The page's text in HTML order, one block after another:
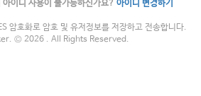
이디 사용이 불가능하신가요? 아이디 변경하기
암호화로 암호 및 유저정보를 저장하고 전송합니다.
© 2026 . All Rights Reserved.